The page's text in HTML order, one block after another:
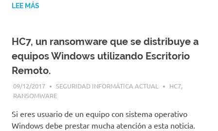
LEE MÁS
HC7, un ransomware que se distribuye a
equipos Windows utilizando Escritorio
Remoto.
09/12/2017 SEGURIDAD INFORMÁTICA ACTUAL HC7,
RANSOMWARE
Si eres usuario de un equipo con sistema operativo
Windows debe prestar mucha atención a esta noticia.